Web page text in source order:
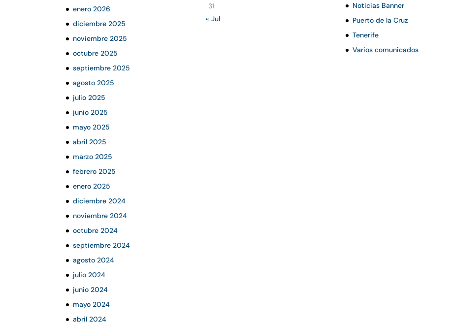
enero 2026
diciembre 2025
noviembre 2025
octubre 2025
septiembre 2025
agosto 2025
julio 2025
junio 2025
mayo 2025
abril 2025
marzo 2025
febrero 2025
enero 2025
diciembre 2024
noviembre 2024
octubre 2024
septiembre 2024
agosto 2024
julio 2024
junio 2024
mayo 2024
abril 2024
31
« Jul
Noticias Banner
Puerto de la Cruz
Tenerife
Varios comunicados